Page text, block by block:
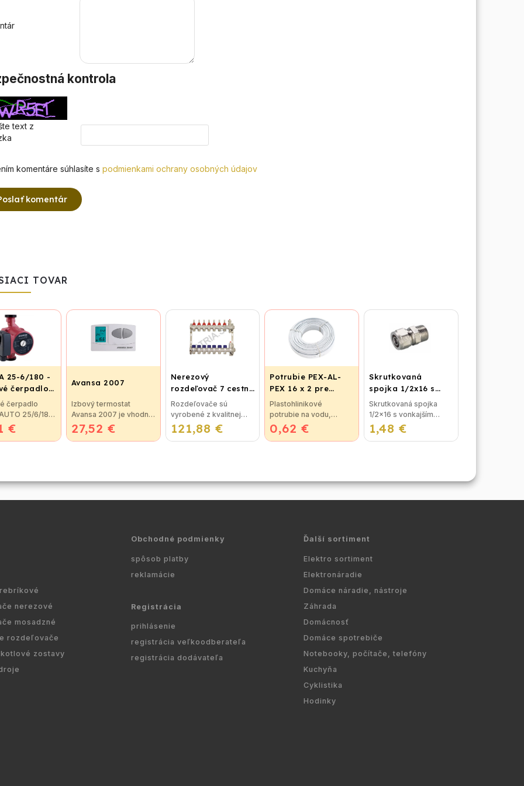
kontrola
text z
komentáre súhlasíte s podmienkami ochrany osobných údajov
komentár
TOVAR
25-6/180 -
čerpadlo,
závit
€
čerpadlo
25/6/180
čerpadlo
25/60
Avansa 2007
27,52 €
Izbový termostat
Avansa 2007 je vhodný
na reguláciu väčšiny
kotlov. Termostat je
Nerezový
rozdeľovač 7 cestný
pre podlahové
vykurovanie
121,88 €
Rozdeľovače sú
vyrobené z kvalitnej
nerezovej ocele podľa
nemeckej normy DIN EN
Potrubie PEX-AL-
PEX 16 x 2 pre
vykurovanie,
podlahové kúrenie
a vodu
0,62 €
Plastohlinikové
potrubie na vodu,
kúrenie a podlahové
vykurovanie. Potrubie
Skrutkovaná
spojka 1/2x16 s
vonkajším závitom
1,48 €
Skrutkovaná spojka
1/2x16 s vonkajším
závitom bez nutnosti
lisovania, použitie pre
nerezové
mosadzné
rozdeľovače
zostavy
Obchodné podmienky
spôsob platby
reklamácie
Registrácia
prihlásenie
registrácia veľkoodberateľa
registrácia dodávateľa
Ďalší sortiment
Elektro sortiment
Elektronáradie
Domáce náradie, nástroje
Záhrada
Domácnosť
Domáce spotrebiče
Notebooky, počítače, telefóny
Kuchyňa
Cyklistika
Hodinky